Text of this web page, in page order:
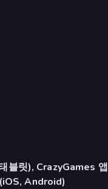
블릿), CrazyGames 앱
Android)